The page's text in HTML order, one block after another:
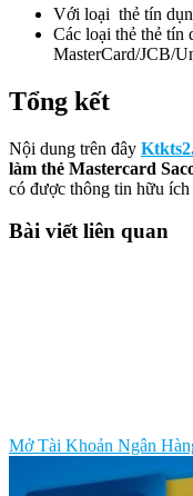
Với loại thẻ tín
Các loại thẻ thẻ tín
MasterCard/JCB/
Tổng kết
Nội dung trên đây
làm thẻ Mastercard
có được thông tin hữu ích
Bài viết liên quan
Mở Tài Khoản Ngân